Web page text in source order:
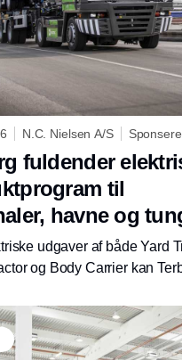
N.C. Nielsen A/S
fuldender
til
havne og
transport
udgaver af både Yard
og Body Carrier kan
der arbejder med
skiftelad og tung
Hos N.C. Nielsen betyder